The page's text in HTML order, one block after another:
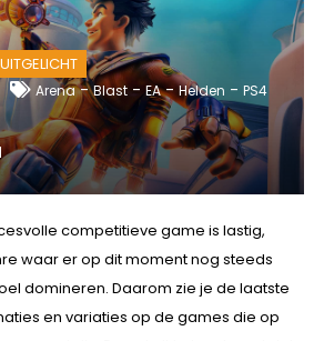
UITGELICHT
Arena-Blast-EA-Helden - PS4
competitieve game is lastig,
waar er op dit moment nog steeds
domineren. Daarom zie je de laatste
en variaties op de games die op